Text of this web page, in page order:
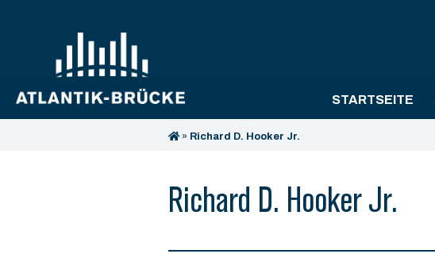
STARTSEITE
» Richard D. Hooker Jr.
Richard D. Hooker Jr.